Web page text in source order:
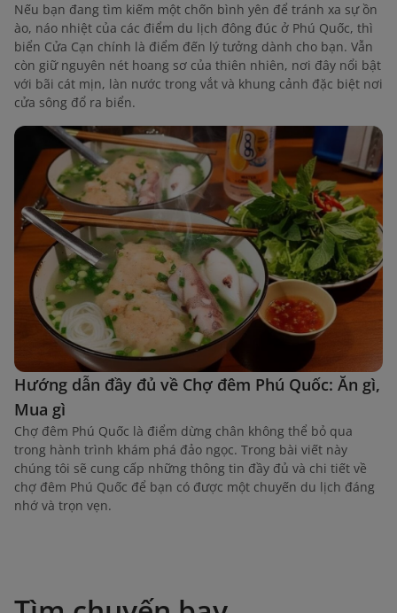
Nếu bạn đang tìm kiếm một chốn bình yên để tránh xa sự ồn
ào, náo nhiệt của các điểm du lịch đông đúc ở Phú Quốc, thì
biển Cửa Cạn chính là điểm đến lý tưởng dành cho bạn. Vẫn
còn giữ nguyên nét hoang sơ của thiên nhiên, nơi đây nổi bật
với bãi cát mịn, làn nước trong vắt và khung cảnh đặc biệt nơi
cửa sông đổ ra biển.
Hướng dẫn đầy đủ về Chợ đêm Phú Quốc: Ăn gì,
Mua gì
Chợ đêm Phú Quốc là điểm dừng chân không thể bỏ qua
trong hành trình khám phá đảo ngọc. Trong bài viết này
chúng tôi sẽ cung cấp những thông tin đầy đủ và chi tiết về
chợ đêm Phú Quốc để bạn có được một chuyến du lịch đáng
nhớ và trọn vẹn.